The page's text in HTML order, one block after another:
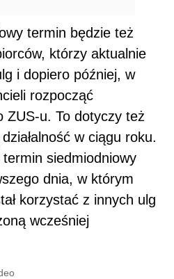
termin będzie też
którzy aktualnie
i dopiero później, w
rozpocząć
ZUS-u. To dotyczy też
w ciągu roku.
siedmiodniowy
dnia, w którym
korzystać z innych ulg
wcześniej